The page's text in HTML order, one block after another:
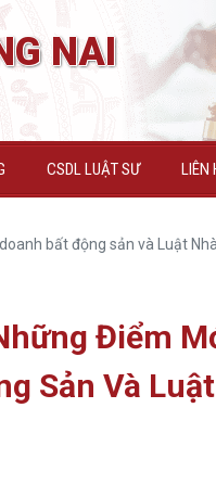
NAI
CSDL LUẬT SƯ LIÊN
bất động sản và Luật
Điểm
Sản Và